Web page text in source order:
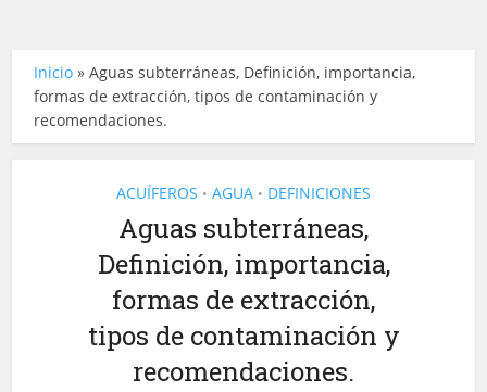
Inicio »Aguas subterráneas, Definición, importancia,
formas de extracción, tipos de contaminación y
recomendaciones.
ACUÍFEROS • AGUA • DEFINICIONES
Aguas subterráneas,
Definición, importancia,
formas de extracción,
tipos de contaminación y
recomendaciones.